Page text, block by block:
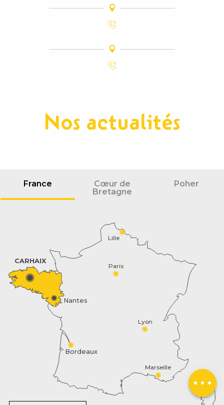
Contacter par
email
Nos actualités
France
Cœur de
Bretagne
Poher
Paris
Marseille
Lyon
Lille
Bordeaux
Nantes
CARHAIX